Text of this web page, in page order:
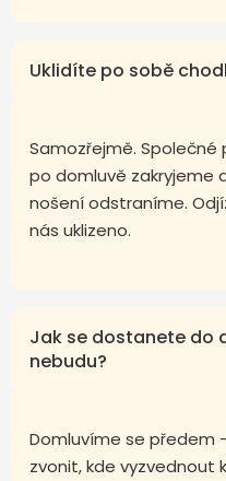
Uklidíte po sobě
Samozřejmě.
po domluvě zakryjeme
nošení odstraníme.
nás uklizeno.
Jak se dostanete do
nebudu?
Domluvíme se předem
zvonit, kde vyzvednout